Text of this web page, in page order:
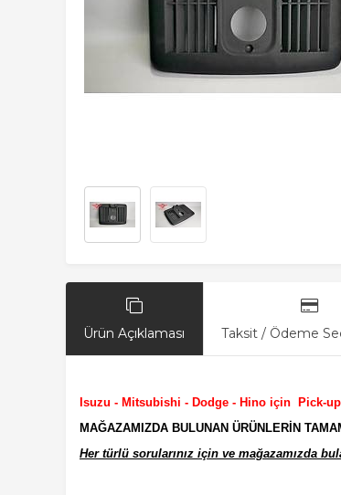
Ürün Açıklaması Taksit / Ödeme
Isuzu - Mitsubishi - Dodge - Hino için Pick-
MAĞAZAMIZDA BULUNAN ÜRÜNLERİN
Her türlü sorularınız için ve mağazamızda